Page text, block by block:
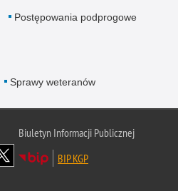
Postępowania podprogowe
Sprawy weteranów
Biuletyn Informacji Publicznej
BIP KGP